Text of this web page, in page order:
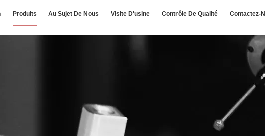
Produits Au Sujet De Nous Visite D'usine Contrôle De Qualité Contactez-